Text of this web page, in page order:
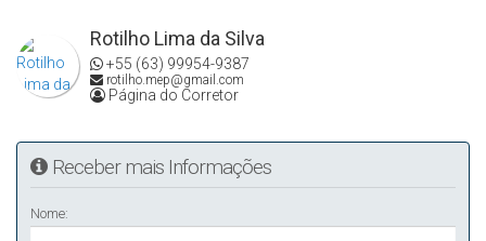
Rotilho Lima da Silva
+55 (63) 99954-9387
rotilho.mep@gmail.com
Página do Corretor
Receber mais Informações
Nome: